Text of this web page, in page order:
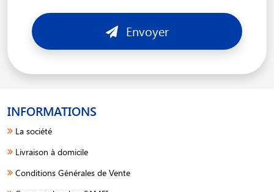
Envoyer
INFORMATIONS
La société
Livraison à domicile
Conditions Générales de Vente